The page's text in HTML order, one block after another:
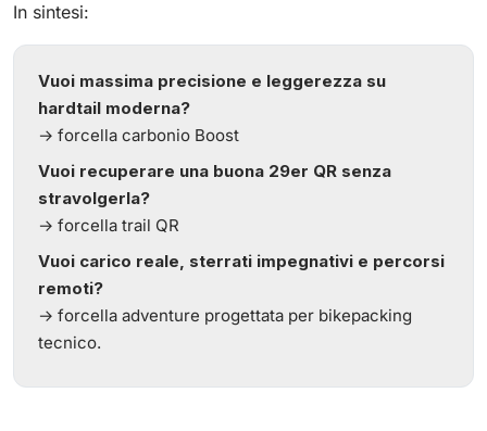
In sintesi:
Vuoi massima precisione e leggerezza su
hardtail moderna?
→ forcella carbonio Boost
Vuoi recuperare una buona 29er QR senza
stravolgerla?
→ forcella trail QR
Vuoi carico reale, sterrati impegnativi e percorsi
remoti?
→ forcella adventure progettata per bikepacking
tecnico.